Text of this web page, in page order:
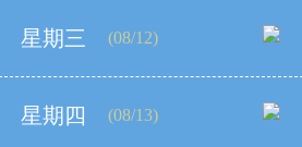
星期三 (08/12)
星期四 (08/13)